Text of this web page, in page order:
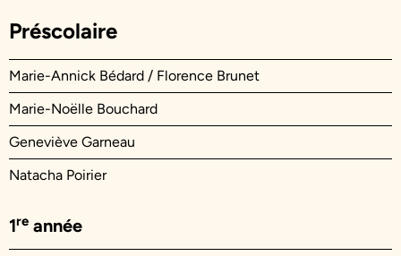
Préscolaire
Marie-Annick Bédard / Florence Brunet
Marie-Noëlle Bouchard
Geneviève Garneau
Natacha Poirier
1re année